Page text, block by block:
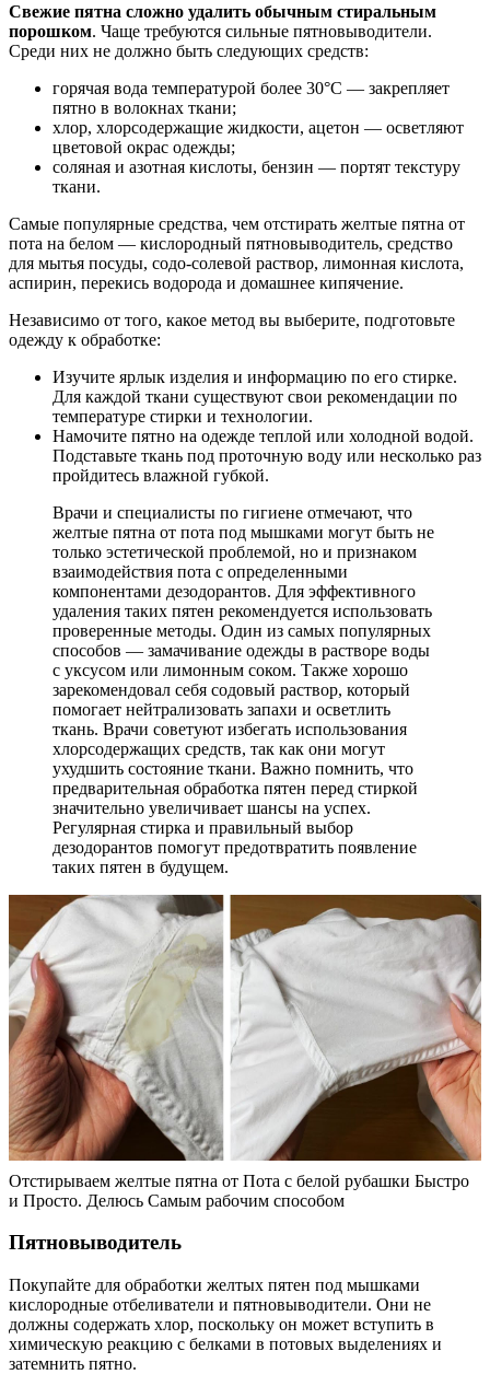
Свежие пятна сложно удалить обычным стиральным
порошком. Чаще требуются сильные пятновыводители.
Среди них не должно быть следующих средств:
горячая вода температурой более 30°C — закрепляет
пятно в волокнах ткани;
хлор, хлорсодержащие жидкости, ацетон — осветляют
цветовой окрас одежды;
соляная и азотная кислоты, бензин — портят текстуру
ткани.
Самые популярные средства, чем отстирать желтые пятна от
пота на белом — кислородный пятновыводитель, средство
для мытья посуды, содо-солевой раствор, лимонная кислота,
аспирин, перекись водорода и домашнее кипячение.
Независимо от того, какое метод вы выберите, подготовьте
одежду к обработке:
Изучите ярлык изделия и информацию по его стирке.
Для каждой ткани существуют свои рекомендации по
температуре стирки и технологии.
Намочите пятно на одежде теплой или холодной водой.
Подставьте ткань под проточную воду или несколько раз
пройдитесь влажной губкой.
Врачи и специалисты по гигиене отмечают, что
желтые пятна от пота под мышками могут быть не
только эстетической проблемой, но и признаком
взаимодействия пота с определенными
компонентами дезодорантов. Для эффективного
удаления таких пятен рекомендуется использовать
проверенные методы. Один из самых популярных
способов — замачивание одежды в растворе воды
с уксусом или лимонным соком. Также хорошо
зарекомендовал себя содовый раствор, который
помогает нейтрализовать запахи и осветлить
ткань. Врачи советуют избегать использования
хлорсодержащих средств, так как они могут
ухудшить состояние ткани. Важно помнить, что
предварительная обработка пятен перед стиркой
значительно увеличивает шансы на успех.
Регулярная стирка и правильный выбор
дезодорантов помогут предотвратить появление
таких пятен в будущем.
Отстирываем желтые пятна от Пота с белой рубашки Быстро
и Просто. Делюсь Самым рабочим способом
Пятновыводитель
Покупайте для обработки желтых пятен под мышками
кислородные отбеливатели и пятновыводители. Они не
должны содержать хлор, поскольку он может вступить в
химическую реакцию с белками в потовых выделениях и
затемнить пятно.